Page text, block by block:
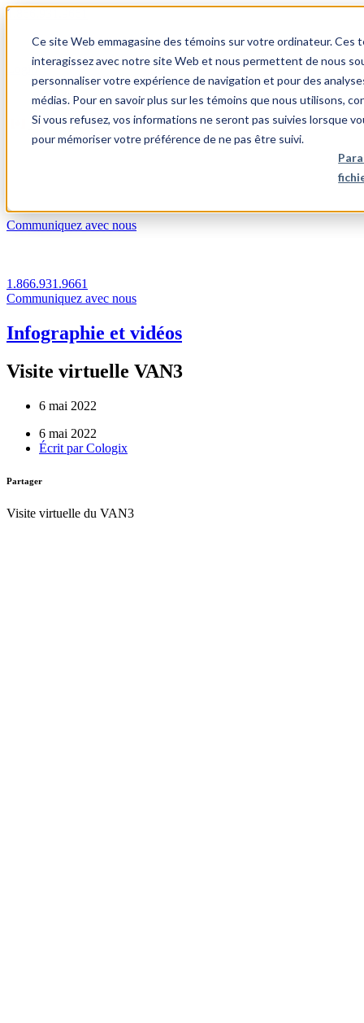
Ce site Web emmagasine des témoins sur votre ordinateur.
interagissez avec notre site Web et nous permettent de nous
personnaliser votre expérience de navigation et pour des
médias. Pour en savoir plus sur les témoins que nous utilisons,
Si vous refusez, vos informations ne seront pas suivies lorsque
pour mémoriser votre préférence de ne pas être suivi.
1.866.931.9661
Login
FR
Communiquez avec nous
1.866.931.9661
Communiquez avec nous
Infographie et vidéos
Visite virtuelle VAN3
6 mai 2022
6 mai 2022
Écrit parCologix
Partager
Visite virtuelle du VAN3